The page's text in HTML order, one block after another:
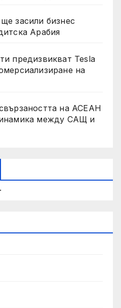
засили бизнес
Арабия
предизвикват Tesla
на
на АСЕАН
между САЩ и